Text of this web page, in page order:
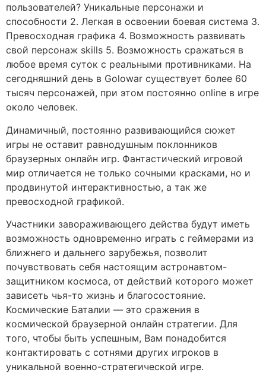
пользователей? Уникальные персонажи и
способности 2. Легкая в освоении боевая система 3.
Превосходная графика 4. Возможность развивать
свой персонаж skills 5. Возможность сражаться в
любое время суток с реальными противниками. На
сегодняшний день в Golowar существует более 60
тысяч персонажей, при этом постоянно online в игре
около человек.
Динамичный, постоянно развивающийся сюжет
игры не оставит равнодушным поклонников
браузерных онлайн игр. Фантастический игровой
мир отличается не только сочными красками, но и
продвинутой интерактивностью, а так же
превосходной графикой.
Участники завораживающего действа будут иметь
возможность одновременно играть с геймерами из
ближнего и дальнего зарубежья, позволит
почувствовать себя настоящим астронавтом-
защитником космоса, от действий которого может
зависеть чья-то жизнь и благосостояние.
Космические Баталии — это сражения в
космической браузерной онлайн стратегии. Для
того, чтобы быть успешным, Вам понадобится
контактировать с сотнями других игроков в
уникальной военно-стратегической игре.